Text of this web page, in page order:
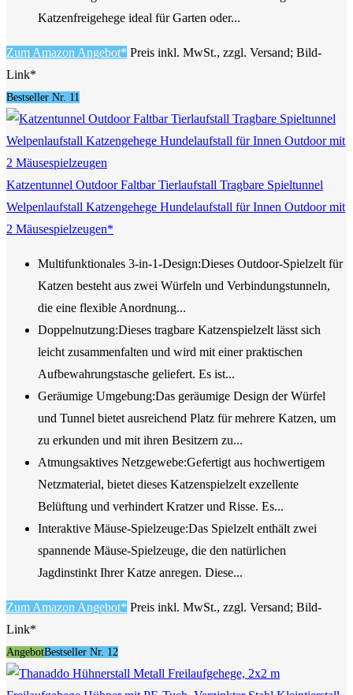
Katzenfreigehege ideal für Garten oder...
Zum Amazon Angebot* Preis inkl. MwSt., zzgl. Versand; Bild-
Link*
Bestseller Nr. 11
Katzentunnel Outdoor Faltbar Tierlaufstall Tragbare Spieltunnel
Welpenlaufstall Katzengehege Hundelaufstall für Innen Outdoor mit
2 Mäusespielzeugen*
Multifunktionales 3-in-1-Design:Dieses Outdoor-Spielzelt für
Katzen besteht aus zwei Würfeln und Verbindungstunneln,
die eine flexible Anordnung...
Doppelnutzung:Dieses tragbare Katzenspielzelt lässt sich
leicht zusammenfalten und wird mit einer praktischen
Aufbewahrungstasche geliefert. Es ist...
Geräumige Umgebung:Das geräumige Design der Würfel
und Tunnel bietet ausreichend Platz für mehrere Katzen, um
zu erkunden und mit ihren Besitzern zu...
Atmungsaktives Netzgewebe:Gefertigt aus hochwertigem
Netzmaterial, bietet dieses Katzenspielzelt exzellente
Belüftung und verhindert Kratzer und Risse. Es...
Interaktive Mäuse-Spielzeuge:Das Spielzelt enthält zwei
spannende Mäuse-Spielzeuge, die den natürlichen
Jagdinstinkt Ihrer Katze anregen. Diese...
Zum Amazon Angebot* Preis inkl. MwSt., zzgl. Versand; Bild-
Link*
AngebotBestseller Nr. 12